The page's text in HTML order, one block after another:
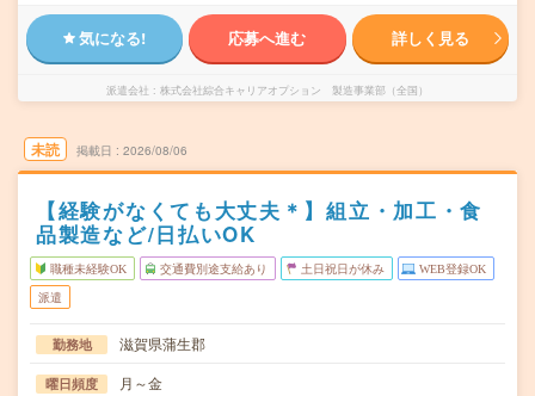
気になる! 応募へ進む 詳しく見る
派遣会社 株式会社綜合キャリアオプション 製造事業部（全国）
未読 掲載日 2026/08/06
【経験がなくても大丈夫＊】組立・加工・食
品製造など/日払いOK
職種未経験OK 交通費別途支給あり 土日祝日が休み WEB登録OK
派遣
勤務地 滋賀県蒲生郡
曜日頻度 月～金